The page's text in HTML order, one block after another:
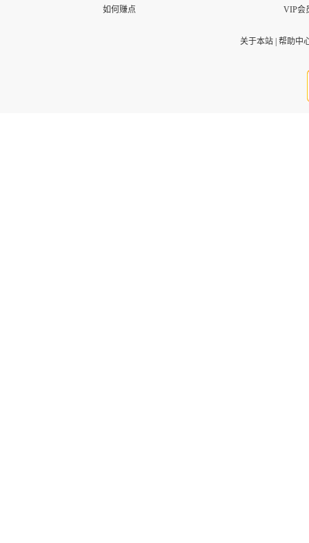
如何赚点 VIP会
关于本站| 帮助中